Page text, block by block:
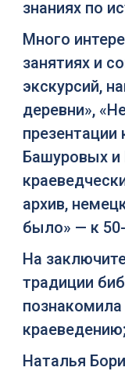
знаниях по
Много
занятиях и
экскурсий,
деревни»,
презентации
Башуровых и
архив,
было» — к
На
традиции
краеведению;
Наталья